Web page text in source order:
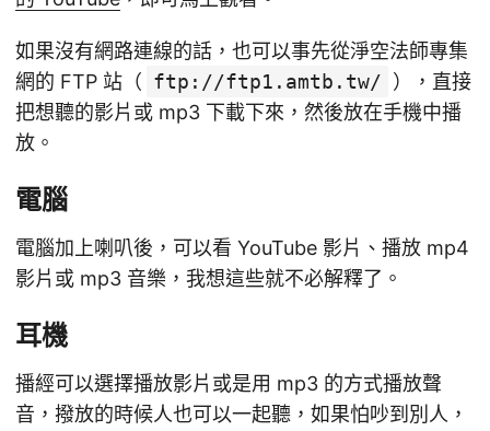
如果沒有網路連線的話，也可以事先從淨空法師專集
網的 FTP 站（ ftp://ftp1.amtb.tw/ ），直接
把想聽的影片或 mp3 下載下來，然後放在手機中播
放。
電腦
電腦加上喇叭後，可以看 YouTube 影片、播放 mp4
影片或 mp3 音樂，我想這些就不必解釋了。
耳機
播經可以選擇播放影片或是用 mp3 的方式播放聲
音，撥放的時候人也可以一起聽，如果怕吵到別人，